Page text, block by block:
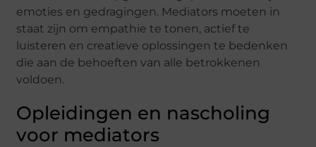
emoties en gedragingen. Mediators moeten in
staat zijn om empathie te tonen, actief te
luisteren en creatieve oplossingen te bedenken
die aan de behoeften van alle betrokkenen
voldoen.
Opleidingen en nascholing
voor mediators